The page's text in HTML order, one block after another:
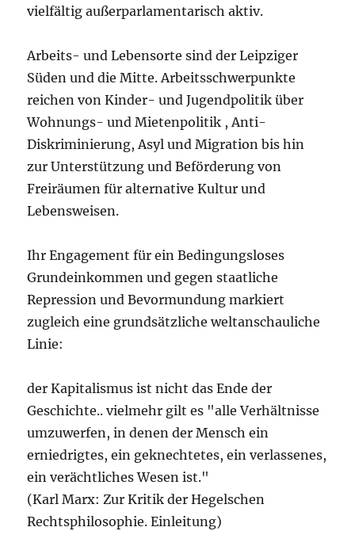
vielfältig außerparlamentarisch aktiv.
Arbeits- und Lebensorte sind der Leipziger
Süden und die Mitte. Arbeitsschwerpunkte
reichen von Kinder- und Jugendpolitik über
Wohnungs- und Mietenpolitik , Anti-
Diskriminierung, Asyl und Migration bis hin
zur Unterstützung und Beförderung von
Freiräumen für alternative Kultur und
Lebensweisen.
Ihr Engagement für ein Bedingungsloses
Grundeinkommen und gegen staatliche
Repression und Bevormundung markiert
zugleich eine grundsätzliche weltanschauliche
Linie:
der Kapitalismus ist nicht das Ende der
Geschichte.. vielmehr gilt es "alle Verhältnisse
umzuwerfen, in denen der Mensch ein
erniedrigtes, ein geknechtetes, ein verlassenes,
ein verächtliches Wesen ist."
(Karl Marx: Zur Kritik der Hegelschen
Rechtsphilosophie. Einleitung)